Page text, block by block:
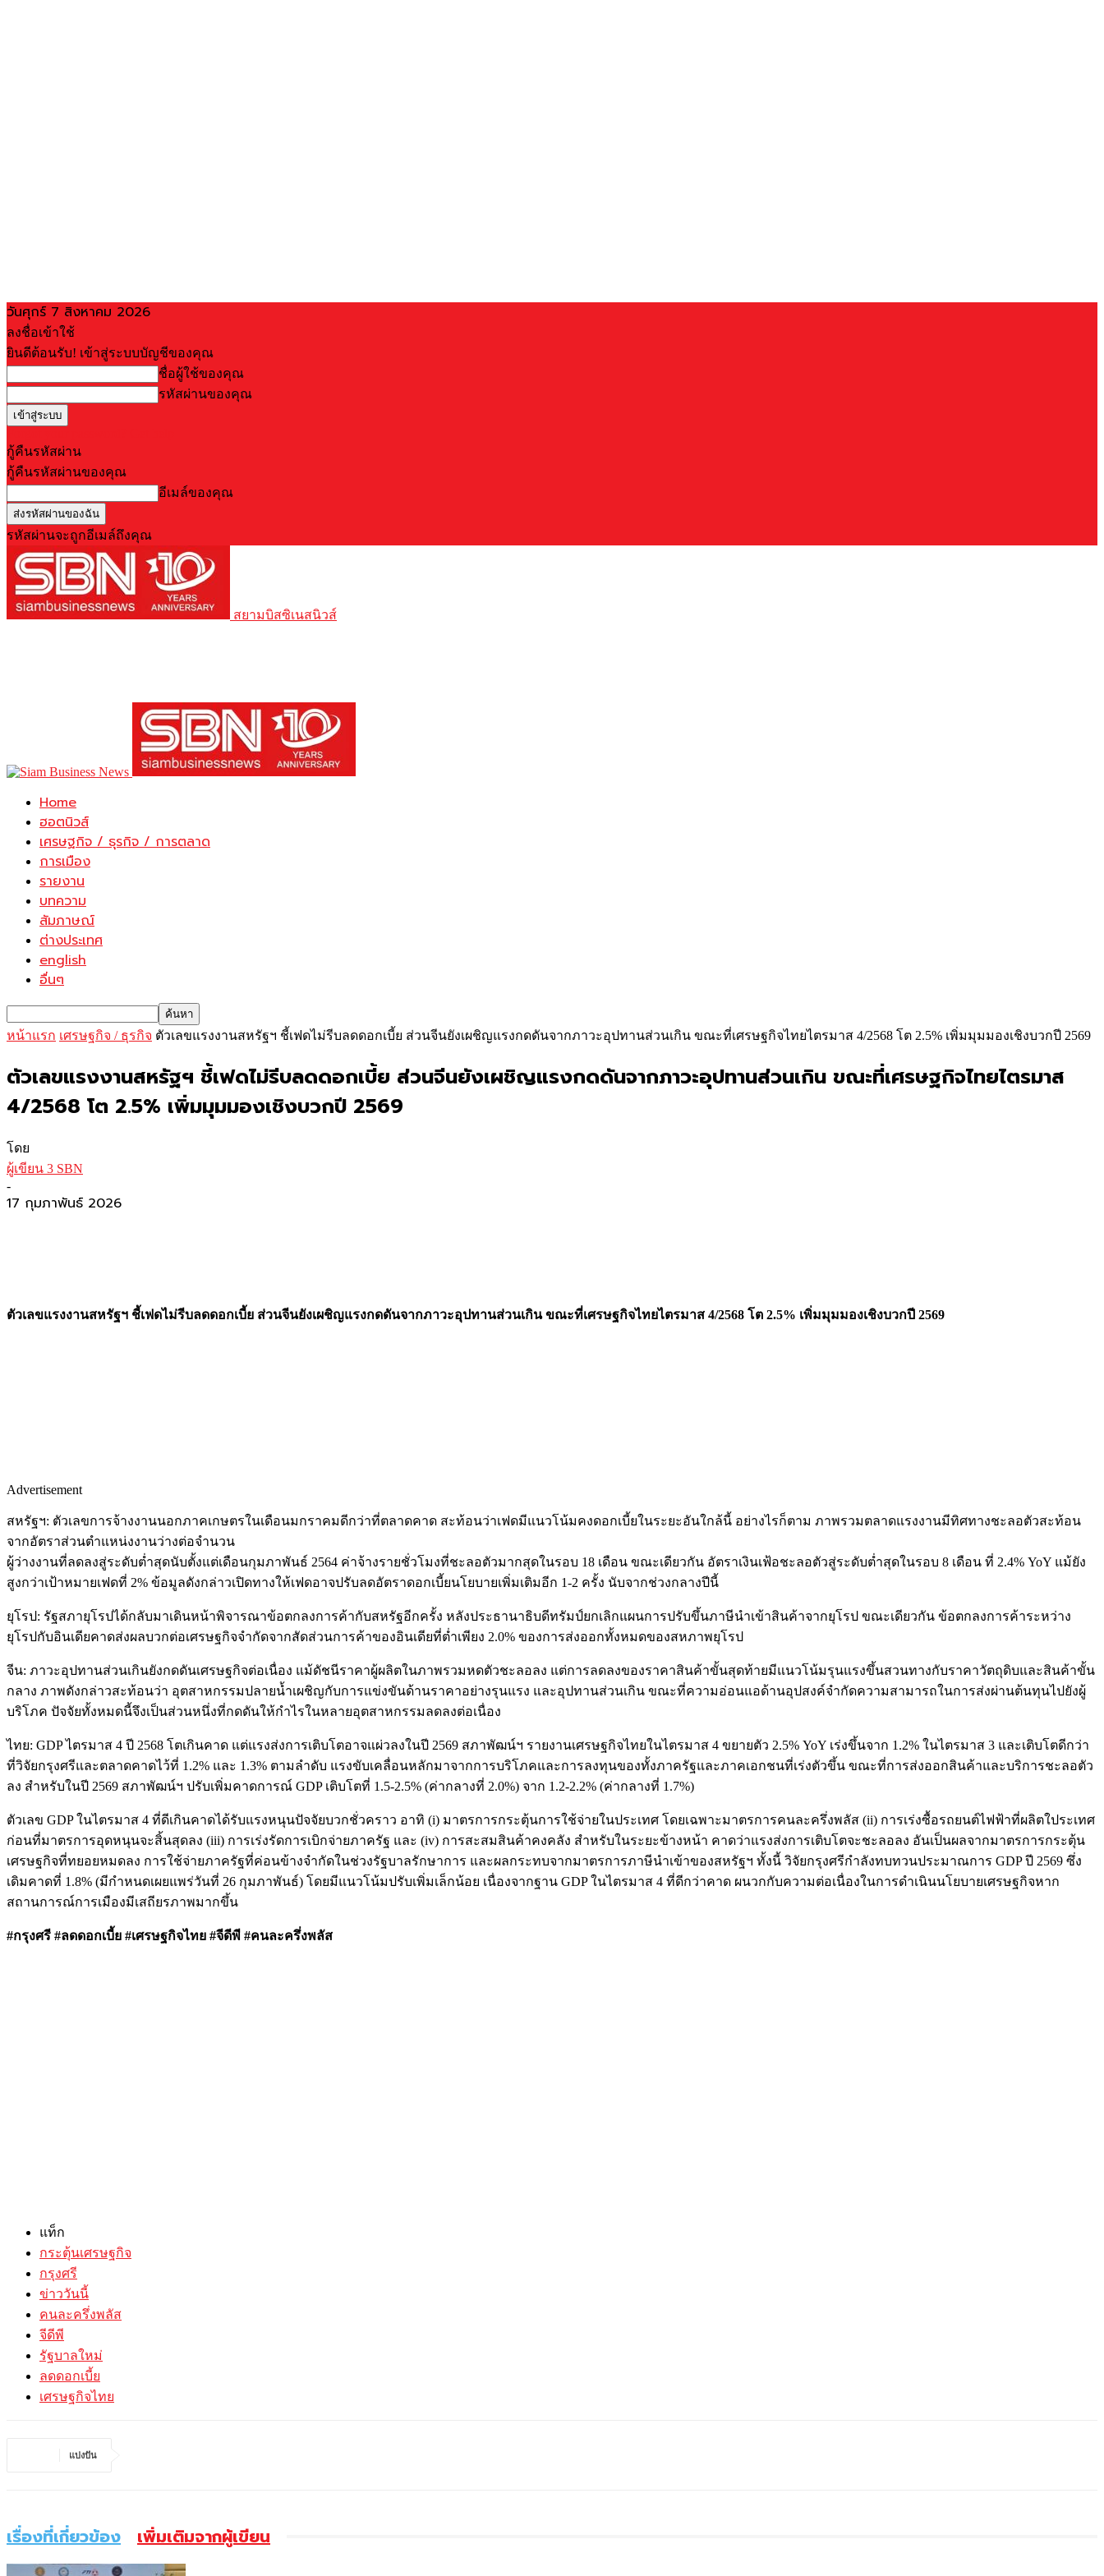
วันศุกร์ 7 สิงหาคม 2026
ลงชื่อเข้าใช้
ยินดีต้อนรับ! เข้าสู่ระบบบัญชีของคุณ
ชื่อผู้ใช้ของคุณ
รหัสผ่านของคุณ
กู้คืนรหัสผ่าน
กู้คืนรหัสผ่านของคุณ
อีเมล์ของคุณ
รหัสผ่านจะถูกอีเมล์ถึงคุณ
สยามบิสซิเนสนิวส์
Home
ฮอตนิวส์
เศรษฐกิจ / ธุรกิจ / การตลาด
การเมือง
รายงาน
บทความ
สัมภาษณ์
ต่างประเทศ
english
อื่นๆ
หน้าแรก เศรษฐกิจ / ธุรกิจ ตัวเลขแรงงานสหรัฐฯ ชี้เฟดไม่รีบลดดอกเบี้ย ส่วนจีนยังเผชิญแรงกดดันจากภาวะอุปทานส่วนเกิน ขณะที่เศรษฐกิจไทยไตรมาส 4/2568 โต 2.5% เพิ่มมุมมองเชิงบวกปี 2569
ตัวเลขแรงงานสหรัฐฯ ชี้เฟดไม่รีบลดดอกเบี้ย ส่วนจีนยังเผชิญแรงกดดันจากภาวะอุปทานส่วนเกิน ขณะที่เศรษฐกิจไทยไตรมาส
4/2568 โต 2.5% เพิ่มมุมมองเชิงบวกปี 2569
โดย
ผู้เขียน 3 SBN
-
17 กุมภาพันธ์ 2026
ตัวเลขแรงงานสหรัฐฯ ชี้เฟดไม่รีบลดดอกเบี้ย ส่วนจีนยังเผชิญแรงกดดันจากภาวะอุปทานส่วนเกิน ขณะที่เศรษฐกิจไทยไตรมาส 4/2568 โต 2.5% เพิ่มมุมมองเชิงบวกปี 2569
Advertisement
สหรัฐฯ: ตัวเลขการจ้างงานนอกภาคเกษตรในเดือนมกราคมดีกว่าที่ตลาดคาด สะท้อนว่าเฟดมีแนวโน้มคงดอกเบี้ยในระยะอันใกล้นี้ อย่างไรก็ตาม ภาพรวมตลาดแรงงานมีทิศทางชะลอตัวสะท้อน
จากอัตราส่วนตำแหน่งงานว่างต่อจำนวน
ผู้ว่างงานที่ลดลงสู่ระดับต่ำสุดนับตั้งแต่เดือนกุมภาพันธ์ 2564 ค่าจ้างรายชั่วโมงที่ชะลอตัวมากสุดในรอบ 18 เดือน ขณะเดียวกัน อัตราเงินเฟ้อชะลอตัวสู่ระดับต่ำสุดในรอบ 8 เดือน ที่ 2.4% YoY แม้ยัง
สูงกว่าเป้าหมายเฟดที่ 2% ข้อมูลดังกล่าวเปิดทางให้เฟดอาจปรับลดอัตราดอกเบี้ยนโยบายเพิ่มเติมอีก 1-2 ครั้ง นับจากช่วงกลางปีนี้
ยุโรป: รัฐสภายุโรปได้กลับมาเดินหน้าพิจารณาข้อตกลงการค้ากับสหรัฐอีกครั้ง หลังประธานาธิบดีทรัมป์ยกเลิกแผนการปรับขึ้นภาษีนำเข้าสินค้าจากยุโรป ขณะเดียวกัน ข้อตกลงการค้าระหว่าง
ยุโรปกับอินเดียคาดส่งผลบวกต่อเศรษฐกิจจำกัดจากสัดส่วนการค้าของอินเดียที่ต่ำเพียง 2.0% ของการส่งออกทั้งหมดของสหภาพยุโรป
จีน: ภาวะอุปทานส่วนเกินยังกดดันเศรษฐกิจต่อเนื่อง แม้ดัชนีราคาผู้ผลิตในภาพรวมหดตัวชะลอลง แต่การลดลงของราคาสินค้าขั้นสุดท้ายมีแนวโน้มรุนแรงขึ้นสวนทางกับราคาวัตถุดิบและสินค้าขั้น
กลาง ภาพดังกล่าวสะท้อนว่า อุตสาหกรรมปลายน้ำเผชิญกับการแข่งขันด้านราคาอย่างรุนแรง และอุปทานส่วนเกิน ขณะที่ความอ่อนแอด้านอุปสงค์จำกัดความสามารถในการส่งผ่านต้นทุนไปยังผู้
บริโภค ปัจจัยทั้งหมดนี้จึงเป็นส่วนหนึ่งที่กดดันให้กำไรในหลายอุตสาหกรรมลดลงต่อเนื่อง
ไทย: GDP ไตรมาส 4 ปี 2568 โตเกินคาด แต่แรงส่งการเติบโตอาจแผ่วลงในปี 2569 สภาพัฒน์ฯ รายงานเศรษฐกิจไทยในไตรมาส 4 ขยายตัว 2.5% YoY เร่งขึ้นจาก 1.2% ในไตรมาส 3 และเติบโตดีกว่า
ที่วิจัยกรุงศรีและตลาดคาดไว้ที่ 1.2% และ 1.3% ตามลำดับ แรงขับเคลื่อนหลักมาจากการบริโภคและการลงทุนของทั้งภาครัฐและภาคเอกชนที่เร่งตัวขึ้น ขณะที่การส่งออกสินค้าและบริการชะลอตัว
ลง สำหรับในปี 2569 สภาพัฒน์ฯ ปรับเพิ่มคาดการณ์ GDP เติบโตที่ 1.5-2.5% (ค่ากลางที่ 2.0%) จาก 1.2-2.2% (ค่ากลางที่ 1.7%)
ตัวเลข GDP ในไตรมาส 4 ที่ดีเกินคาดได้รับแรงหนุนปัจจัยบวกชั่วคราว อาทิ (i) มาตรการกระตุ้นการใช้จ่ายในประเทศ โดยเฉพาะมาตรการคนละครึ่งพลัส (ii) การเร่งซื้อรถยนต์ไฟฟ้าที่ผลิตใประเทศ
ก่อนที่มาตรการอุดหนุนจะสิ้นสุดลง (iii) การเร่งรัดการเบิกจ่ายภาครัฐ และ (iv) การสะสมสินค้าคงคลัง สำหรับในระยะข้างหน้า คาดว่าแรงส่งการเติบโตจะชะลอลง อันเป็นผลจากมาตรการกระตุ้น
เศรษฐกิจที่ทยอยหมดลง การใช้จ่ายภาครัฐที่ค่อนข้างจำกัดในช่วงรัฐบาลรักษาการ และผลกระทบจากมาตรการภาษีนำเข้าของสหรัฐฯ ทั้งนี้ วิจัยกรุงศรีกำลังทบทวนประมาณการ GDP ปี 2569 ซึ่ง
เดิมคาดที่ 1.8% (มีกำหนดเผยแพร่วันที่ 26 กุมภาพันธ์) โดยมีแนวโน้มปรับเพิ่มเล็กน้อย เนื่องจากฐาน GDP ในไตรมาส 4 ที่ดีกว่าคาด ผนวกกับความต่อเนื่องในการดำเนินนโยบายเศรษฐกิจหาก
สถานการณ์การเมืองมีเสถียรภาพมากขึ้น
#กรุงศรี #ลดดอกเบี้ย #เศรษฐกิจไทย #จีดีพี #คนละครึ่งพลัส
แท็ก
กระตุ้นเศรษฐกิจ
กรุงศรี
ข่าววันนี้
คนละครึ่งพลัส
จีดีพี
รัฐบาลใหม่
ลดดอกเบี้ย
เศรษฐกิจไทย
แบ่งปัน
เรื่องที่เกี่ยวข้อง เพิ่มเติมจากผู้เขียน